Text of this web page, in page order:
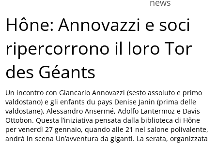
news
Hône: Annovazzi e soci
ripercorrono il loro Tor
des Géants
Un incontro con Giancarlo Annovazzi (sesto assoluto e primo
valdostano) e gli enfants du pays Denise Janin (prima delle
valdostane), Alessandro Ansermé, Adolfo Lantermoz e Davis
Ottobon. Questa l’iniziativa pensata dalla biblioteca di Hône
per venerdì 27 gennaio, quando alle 21 nel salone polivalente,
andrà in scena Un’avventura da giganti. La serata, organizzata